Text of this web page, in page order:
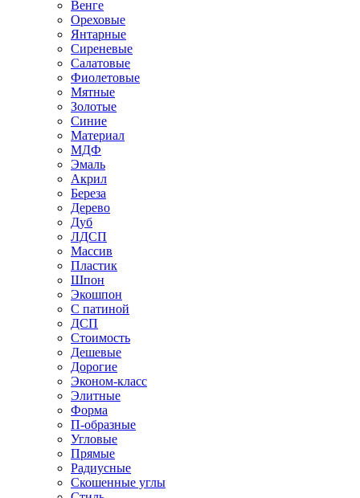
Венге
Ореховые
Янтарные
Сиреневые
Салатовые
Фиолетовые
Мятные
Золотые
Синие
Материал
МДФ
Эмаль
Акрил
Береза
Дерево
Дуб
ЛДСП
Массив
Пластик
Шпон
Экошпон
С патиной
ДСП
Стоимость
Дешевые
Дорогие
Эконом-класс
Элитные
Форма
П-образные
Угловые
Прямые
Радиусные
Скошенные углы